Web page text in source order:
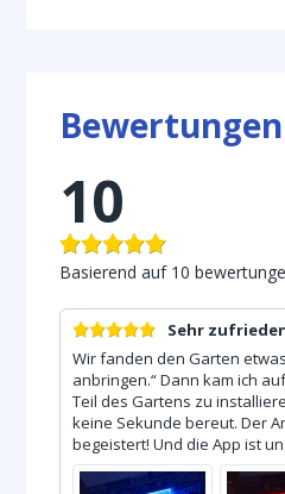
Bewertungen
10
Basierend auf 10
Sehr
Wir fanden den Garten
anbringen.“ Dann kam ich
Teil des Gartens zu
keine Sekunde bereut. Der
begeistert! Und die App ist